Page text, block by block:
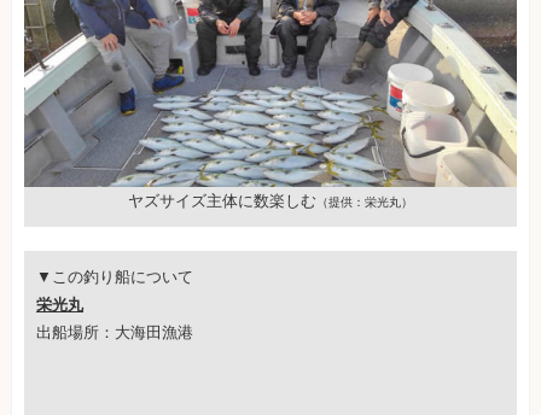
ヤズサイズ主体に数楽しむ （提供：栄光丸）
▼この釣り船について
栄光丸
出船場所：大海田漁港